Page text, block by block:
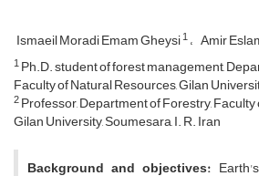
Ismaeil Moradi Emam Gheysi1 Amir
1Ph.D. student of forest management,
Faculty of Natural Resources, Gilan
2Professor, Department of Forestry,
Gilan University, Soumesara, I. R. Iran
Background and objectives: